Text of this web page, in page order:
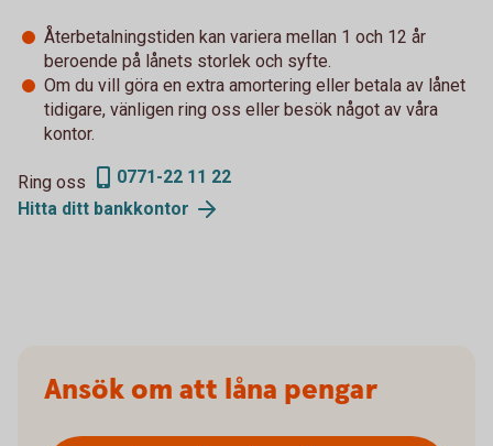
Återbetalningstiden kan variera mellan 1 och 12 år
beroende på lånets storlek och syfte.
Om du vill göra en extra amortering eller betala av lånet
tidigare, vänligen ring oss eller besök något av våra
kontor.
Ring oss
0771-22 11 22
Hitta ditt bankkontor
Ansök om att låna pengar